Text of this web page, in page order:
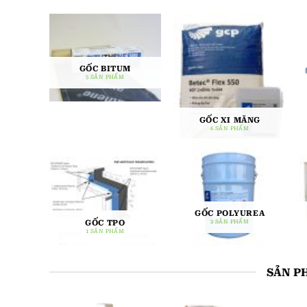
GỐC BITUM
5 SẢN PHẨM
GỐC XI MĂNG
6 SẢN PHẨM
GỐC TPO
1 SẢN PHẨM
GỐC POLYUREA
2 SẢN PHẨM
SẢN